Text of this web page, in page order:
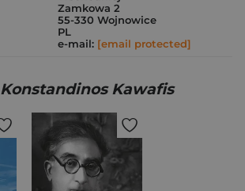
Zamkowa 2
55-330 Wojnowice
PL
e-mail: [email protected]
Konstandinos Kawafis